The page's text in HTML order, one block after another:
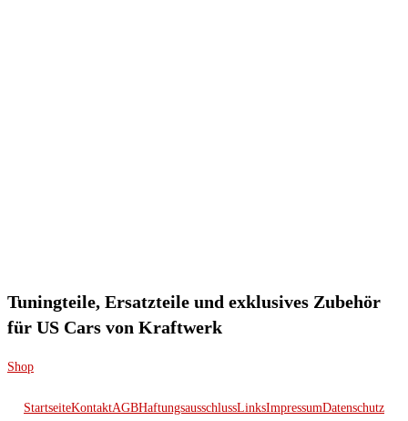
Tuningteile, Ersatzteile und exklusives Zubehör
für US Cars von Kraftwerk
Shop
StartseiteKontaktAGBHaftungsausschlussLinksImpressumDatenschutz